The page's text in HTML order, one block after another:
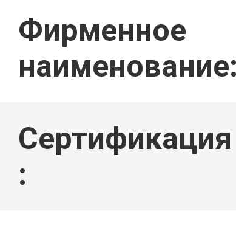
ФАБРИКИ
Фирменное
наименование:
Сертификация
: